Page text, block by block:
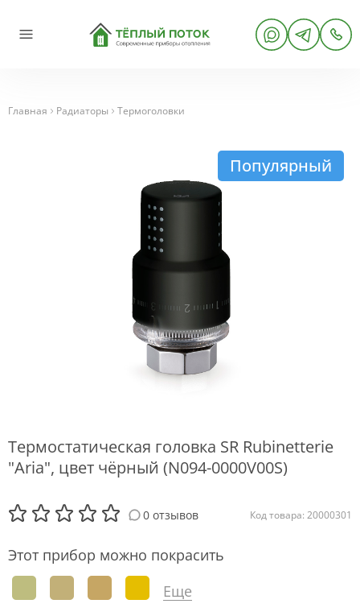
Главная Радиаторы Термоголовки
Популярный
Термостатическая головка SR Rubinetterie
"Aria", цвет чёрный (N094-0000V00S)
0 отзывов Код товара: 20000301
Этот прибор можно покрасить
Еще